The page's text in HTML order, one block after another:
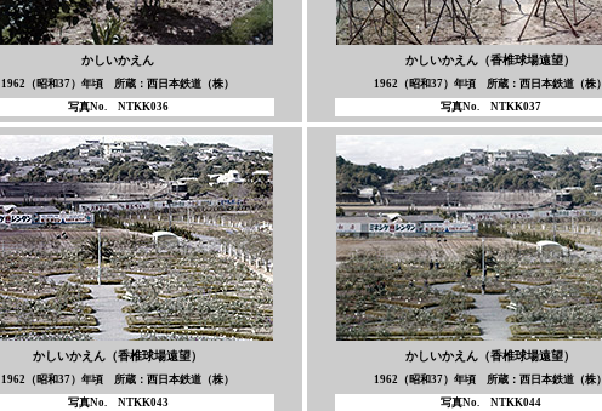
かしいかえん
1962（昭和37）年頃 所蔵：西日本鉄道（株）
写真No. NTKK036
かしいかえん（香椎球場遠望）
1962（昭和37）年頃 所蔵：西日本鉄道（株）
写真No. NTKK037
かしいかえん（香椎球場遠望）
1962（昭和37）年頃 所蔵：西日本鉄道（株）
写真No. NTKK043
かしいかえん（香椎球場遠望）
1962（昭和37）年頃 所蔵：西日本鉄道（株）
写真No. NTKK044